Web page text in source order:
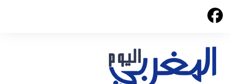
Skip